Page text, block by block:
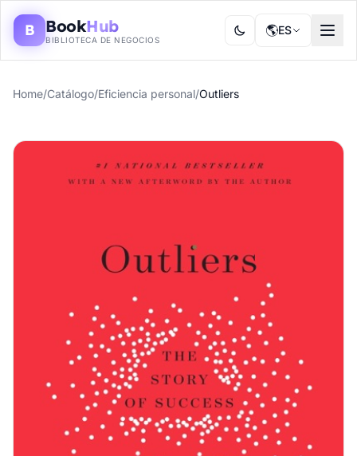
B BookHub
BIBLIOTECA DE NEGOCIOS
🌎ES
Home/Catálogo/Eficiencia personal/Outliers